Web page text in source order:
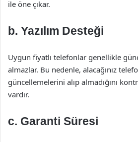
ile öne çıkar.
b. Yazılım Desteği
Uygun fiyatlı telefonlar genellikle
almazlar. Bu nedenle, alacağınız
güncellemelerini alıp almadığını
vardır.
c. Garanti Süresi